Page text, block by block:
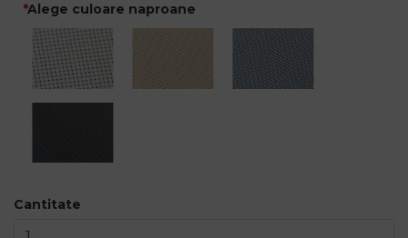
Cantitate
Alege culoare naproane